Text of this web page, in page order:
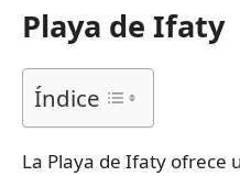
Playa de Ifaty
Índice
La Playa de Ifaty ofrece